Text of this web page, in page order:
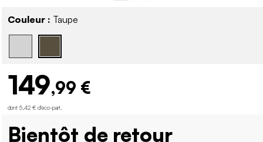
Couleur : Taupe
149,99 €
dont 5,42 € d'éco-part
Bientôt de retour